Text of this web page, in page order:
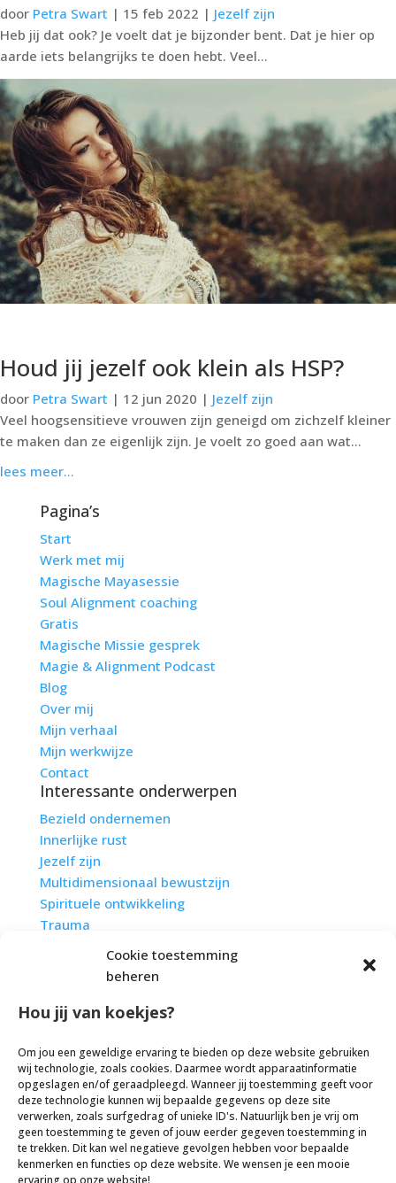
Cookie toestemming
beheren
Hou jij van koekjes?
Om jou een geweldige ervaring te bieden op deze website gebruiken
wij technologie, zoals cookies. Daarmee wordt apparaatinformatie
opgeslagen en/of geraadpleegd. Wanneer jij toestemming geeft voor
deze technologie kunnen wij bepaalde gegevens op deze site
verwerken, zoals surfgedrag of unieke ID's. Natuurlijk ben je vrij om
geen toestemming te geven of jouw eerder gegeven toestemming in
te trekken. Dit kan wel negatieve gevolgen hebben voor bepaalde
kenmerken en functies op deze website. We wensen je een mooie
ervaring op onze website!
door Petra Swart | 15 feb 2022 | Jezelf zijn
Heb jij dat ook? Je voelt dat je bijzonder bent. Dat je hier op
aarde iets belangrijks te doen hebt. Veel...
lees meer...
Houd jij jezelf ook klein als HSP?
door Petra Swart | 12 jun 2020 | Jezelf zijn
Veel hoogsensitieve vrouwen zijn geneigd om zichzelf kleiner
te maken dan ze eigenlijk zijn. Je voelt zo goed aan wat...
lees meer...
Pagina’s
Start
Werk met mij
Magische Mayasessie
Soul Alignment coaching
Gratis
Magische Missie gesprek
Magie & Alignment Podcast
Blog
Over mij
Mijn verhaal
Mijn werkwijze
Contact
Interessante onderwerpen
Bezield ondernemen
Innerlijke rust
Jezelf zijn
Multidimensionaal bewustzijn
Spirituele ontwikkeling
Trauma
Zieletalenten
Bedrijfsgegevens:
Elst (Gelderland)
info@centrumsprankel.nl
KvK-nummer: 69236259
Algemene voorwaarden
Disclaimer
Privacybeleid